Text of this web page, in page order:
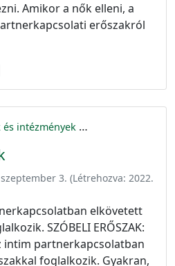
Amikor a nők elleni, a
erőszakról
intézmények
3. (Létrehozva: 2022.
elkövetett
SZÓBELI ERŐSZAK:
intim partnerkapcsolatban
foglalkozik. Gyakran,